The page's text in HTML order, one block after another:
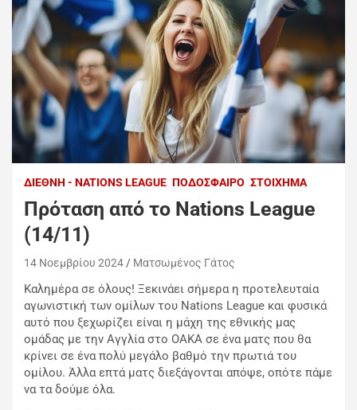
ΔΙΕΘΝΉ - NATIONS LEAGUE ΠΟΔΌΣΦΑΙΡΟ ΣΤΟΊΧΗΜΑ
Πρόταση από το Nations League
(14/11)
14 Νοεμβρίου 2024 Ματσωμένος Γάτος
Καλημέρα σε όλους! Ξεκινάει σήμερα η προτελευταία
αγωνιστική των ομίλων του Nations League και φυσικά
αυτό που ξεχωρίζει είναι η μάχη της εθνικής μας
ομάδας με την Αγγλία στο ΟΑΚΑ σε ένα ματς που θα
κρίνει σε ένα πολύ μεγάλο βαθμό την πρωτιά του
ομίλου. Άλλα επτά ματς διεξάγονται απόψε, οπότε πάμε
να τα δούμε όλα.